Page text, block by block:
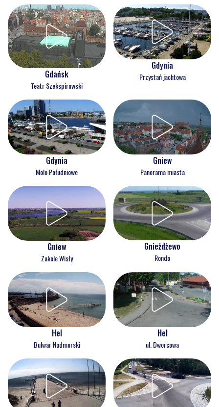
Gdańsk
Teatr Szekspirowski
Gdynia
Przystań jachtowa
Gdynia
Molo Południowe
Gniew
Panorama miasta
Gniew
Zakole Wisły
Gnieżdżewo
Rondo
Hel
Bulwar Nadmorski
Hel
ul. Dworcowa